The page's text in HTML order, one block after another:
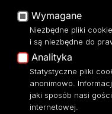
Moodle
Eksperci UŁ
Polityka Prywatności
Dostępność
Wymagane
Niezbędne pliki
i są niezbędne do
Analityka
Statystyczne pliki
anonimowo.
jaki sposób nasi
internetowej.